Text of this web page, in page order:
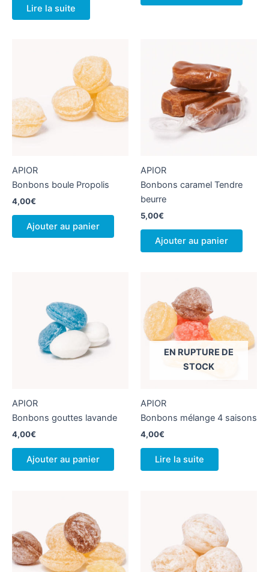
Lire la suite
APIOR
Bonbons boule Propolis
4,00€
Ajouter au panier
APIOR
Bonbons caramel Tendre
beurre
5,00€
Ajouter au panier
APIOR
Bonbons gouttes lavande
4,00€
Ajouter au panier
EN RUPTURE DE
STOCK
APIOR
Bonbons mélange 4 saisons
4,00€
Lire la suite